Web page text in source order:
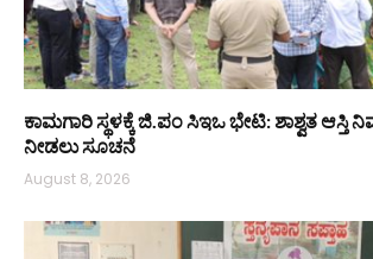
ಕಾಮಗಾರಿ ಸ್ಥಳಕ್ಕೆ ಜಿ.ಪಂ ಸಿಇಒ ಭೇಟಿ: ಶಾಶ್ವತ ಆಸ್ತಿ
ನೀಡಲು ಸೂಚನೆ
August 8, 2026